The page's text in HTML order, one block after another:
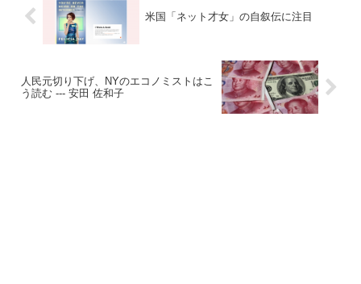
米国「ネット才女」の自叙伝に注目
人民元切り下げ、NYのエコノミストはこ
う読む --- 安田 佐和子